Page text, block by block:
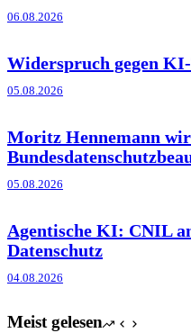
06.08.2026
Widerspruch gegen
05.08.2026
Moritz Hennemann
05.08.2026
Agentische KI: CNIL
Datenschutz
04.08.2026
Meist gelesen